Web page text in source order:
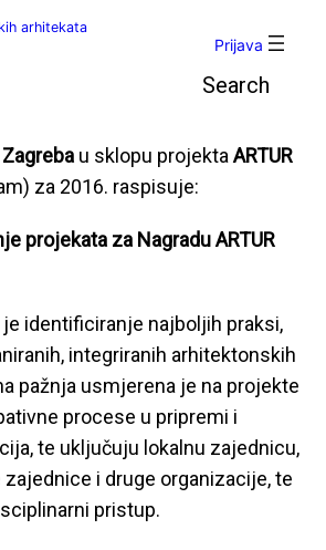
Prijava
u sklopu projekta ARTUR
za 2016. raspisuje:
projekata za Nagradu ARTUR
identificiranje najboljih praksi,
integriranih arhitektonskih
pažnja usmjerena je na projekte
procese u pripremi i
te uključuju lokalnu zajednicu,
i druge organizacije, te
pristup.